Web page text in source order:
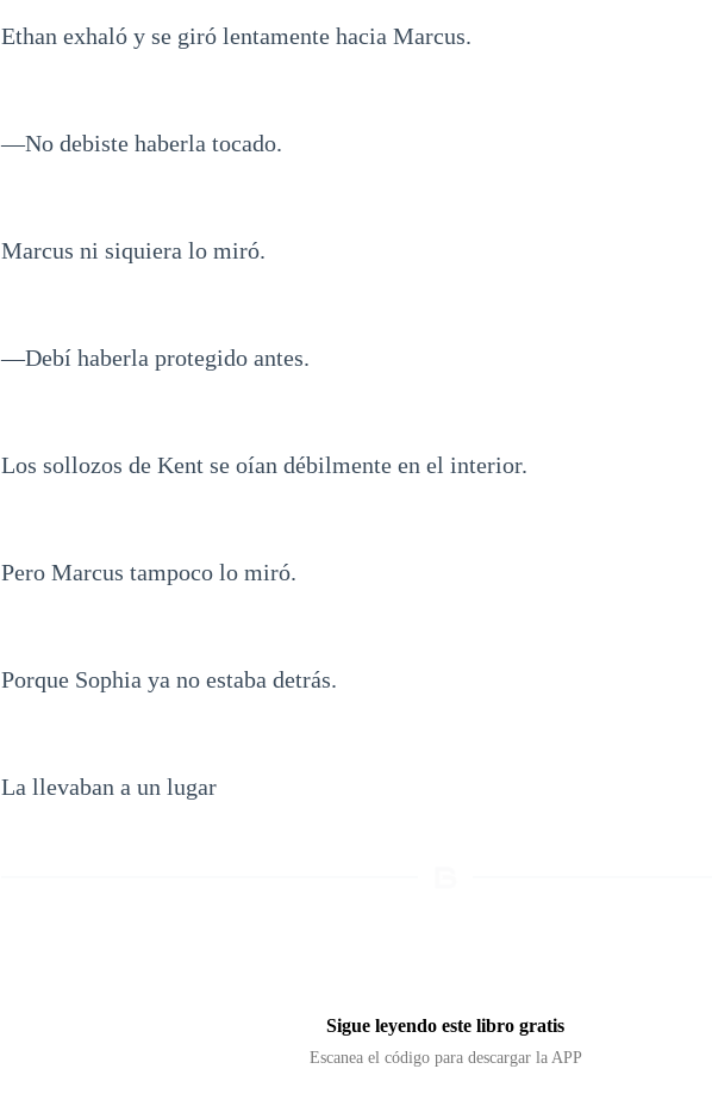
Ethan exhaló y se giró lentamente hacia Marcus.
—No debiste haberla tocado.
Marcus ni siquiera lo miró.
—Debí haberla protegido antes.
Los sollozos de Kent se oían débilmente en el interior.
Pero Marcus tampoco lo miró.
Porque Sophia ya no estaba detrás.
La llevaban a un lugar
Sigue leyendo este libro gratis
Escanea el código para descargar la APP